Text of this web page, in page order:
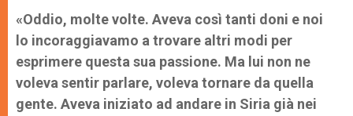
«Oddio, molte volte. Aveva così tanti doni e noi
lo incoraggiavamo a trovare altri modi per
esprimere questa sua passione. Ma lui non ne
voleva sentir parlare, voleva tornare da quella
gente. Aveva iniziato ad andare in Siria già nei